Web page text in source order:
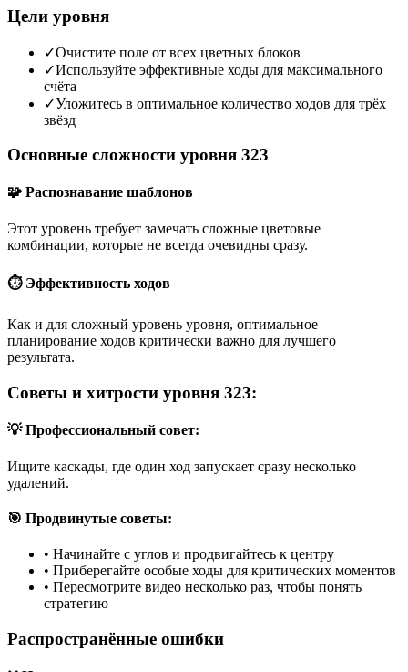
Цели уровня
✓Очистите поле от всех цветных блоков
✓Используйте эффективные ходы для максимального
счёта
✓Уложитесь в оптимальное количество ходов для трёх
звёзд
Основные сложности уровня 323
🧩 Распознавание шаблонов
Этот уровень требует замечать сложные цветовые
комбинации, которые не всегда очевидны сразу.
⏱️ Эффективность ходов
Как и для сложный уровень уровня, оптимальное
планирование ходов критически важно для лучшего
результата.
Советы и хитрости уровня 323:
💡 Профессиональный совет:
Ищите каскады, где один ход запускает сразу несколько
удалений.
🎯 Продвинутые советы:
• Начинайте с углов и продвигайтесь к центру
• Приберегайте особые ходы для критических моментов
• Пересмотрите видео несколько раз, чтобы понять
стратегию
Распространённые ошибки